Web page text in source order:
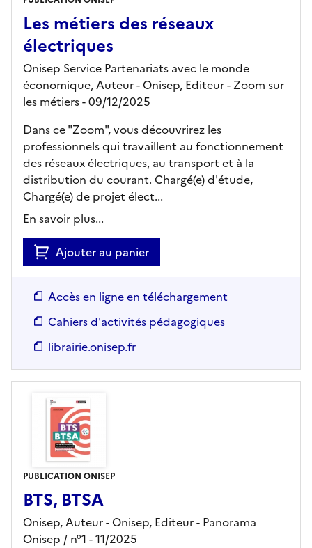
Les métiers des réseaux
électriques
Onisep Service Partenariats avec le monde
économique, Auteur - Onisep, Editeur- Zoom sur
les métiers- 09/12/2025
Dans ce "Zoom", vous découvrirez les
professionnels qui travaillent au fonctionnement
des réseaux électriques, au transport et à la
distribution du courant. Chargé(e) d'étude,
Chargé(e) de projet élect...
En savoir plus...
Ajouter au panier
Accès en ligne en téléchargement
Cahiers d'activités pédagogiques
librairie.onisep.fr
PUBLICATION ONISEP
BTS, BTSA
Onisep, Auteur - Onisep, Editeur- Panorama
Onisep / n°1 - 11/2025